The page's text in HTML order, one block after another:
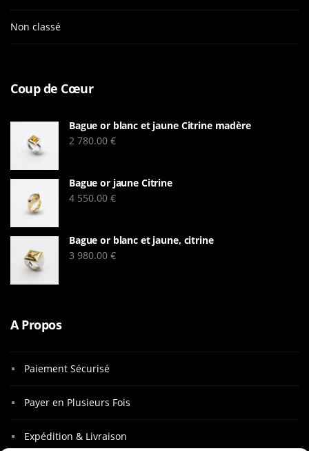
Non classé
Coup de Cœur
Bague or blanc et jaune Citrine madère
2 780.00 €
Bague or jaune Citrine
4 550.00 €
Bague or blanc et jaune, citrine
3 980.00 €
A Propos
Paiement Sécurisé
Payer en Plusieurs Fois
Expédition & Livraison